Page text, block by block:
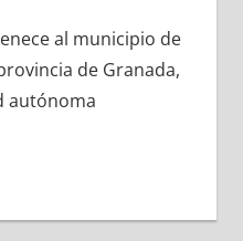
al municipio dе
dе Granada,
autónoma